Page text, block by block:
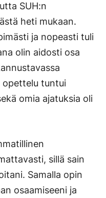
SUH:n
heti mukaan.
ja nopeasti tuli
olin aidosti osa
opettelu tuntui
omia ajatuksia oli
sillä sain
Samalla opin
osaamiseeni ja